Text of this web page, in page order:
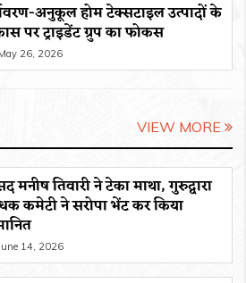
अनुकूल होम टेक्सटाइल उत्पादों के
पर ट्राइडेंट ग्रुप का फोकस
26, 2026
VIEW MORE
मनीष तिवारी ने टेका माथा, गुरुद्वारा
कमेटी ने सरोपा भेंट कर किया
June 14, 2026